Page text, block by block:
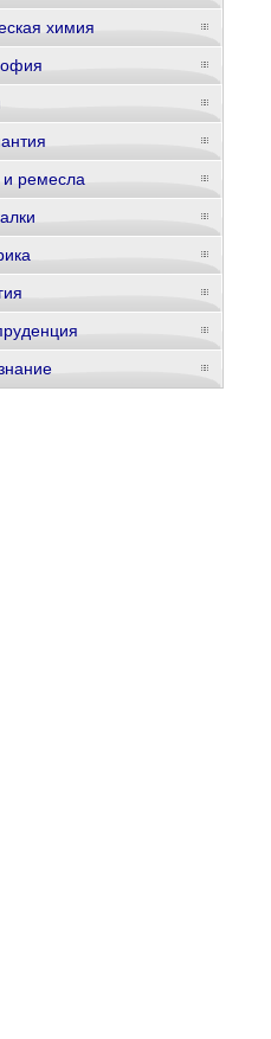
химия
ремесла